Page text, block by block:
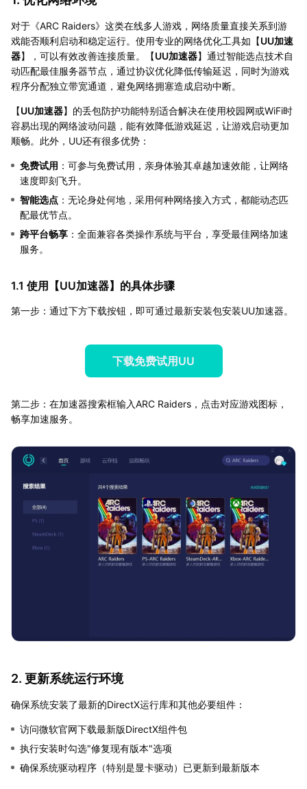
对于《ARC Raiders》这类在线多人游戏，网络质量直接关系到游
戏能否顺利启动和稳定运行。使用专业的网络优化工具如【UU加速
器】，可以有效改善连接质量。【UU加速器】通过智能选点技术自
动匹配最佳服务器节点，通过协议优化降低传输延迟，同时为游戏
程序分配独立带宽通道，避免网络拥塞造成启动中断。
【UU加速器】的丢包防护功能特别适合解决在使用校园网或WiFi时
容易出现的网络波动问题，能有效降低游戏延迟，让游戏启动更加
顺畅。此外，UU还有很多优势：
免费试用 ：可参与免费试用，亲身体验其卓越加速效能，让网络
速度即刻飞升。
智能选点 ：无论身处何地，采用何种网络接入方式，都能动态匹
配最优节点。
跨平台畅享 ：全面兼容各类操作系统与平台，享受最佳网络加速
服务。
1.1 使用【UU加速器】的具体步骤
第一步：通过下方下载按钮，即可通过最新安装包安装UU加速器。
下载免费试用UU
第二步：在加速器搜索框输入ARC Raiders，点击对应游戏图标，
畅享加速服务。
2. 更新系统运行环境
确保系统安装了最新的DirectX运行库和其他必要组件：
访问微软官网下载最新版DirectX组件包
执行安装时勾选"修复现有版本"选项
确保系统驱动程序（特别是显卡驱动）已更新到最新版本